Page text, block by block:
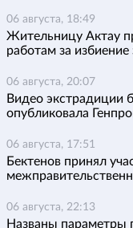
06 августа, 18:49
Жительницу Актау
работам за избиение
06 августа, 20:07
Видео экстрадиции
опубликовала
06 августа, 17:51
Бектенов принял
06 августа, 22:13
Названы параметры